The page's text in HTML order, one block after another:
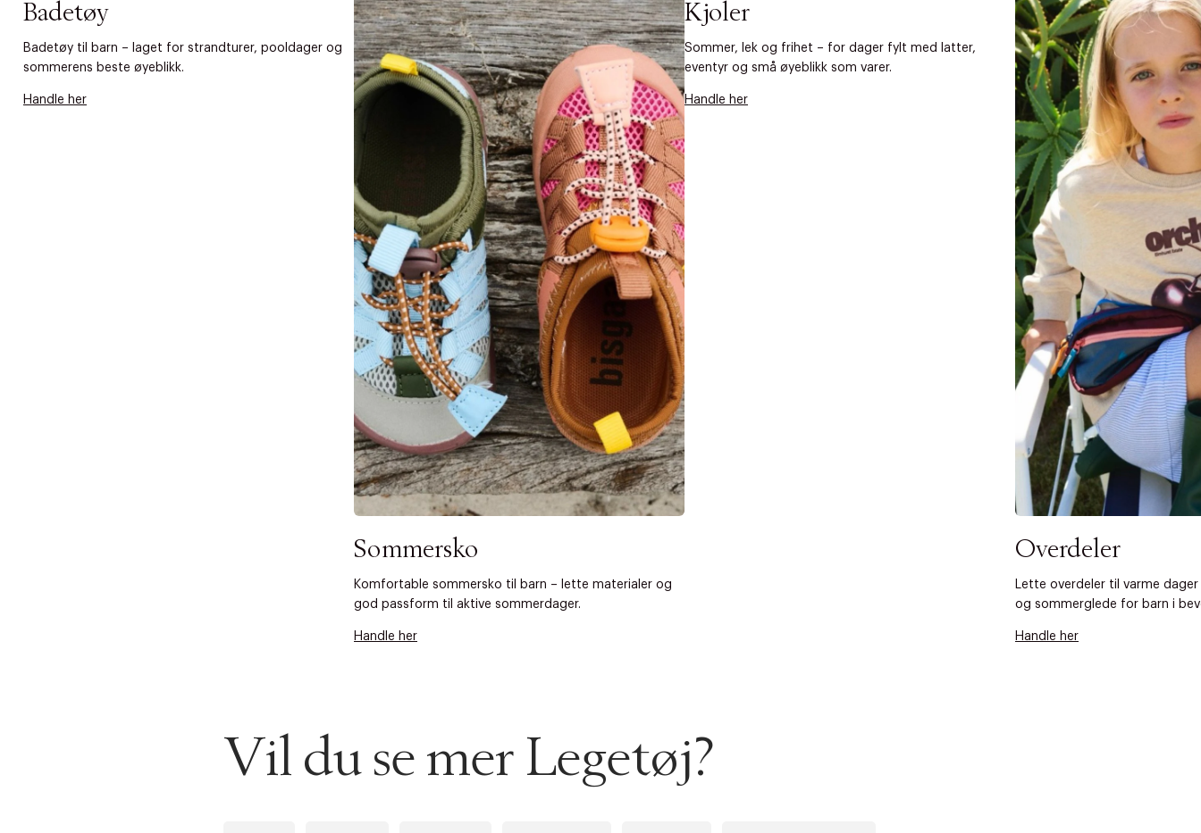
Badetøy
Badetøy til barn – laget for strandturer, pooldager og
sommerens beste øyeblikk.
Handle her
Sommersko
Komfortable sommersko til barn – lette materialer og
god passform til aktive sommerdager.
Handle her
Kjoler
Sommer, lek og frihet – for dager fylt med latter,
eventyr og små øyeblikk som varer.
Handle her
Overdeler
Lette overdeler til varme
og sommerglede for barn i
Handle her
Neste
Vil du se mer Legetøj?
Gratis frakt over 699 NOK for Goodie-medlemmer
Levering innen 2-5 virkedager.
30 dagers returrett
Få 10% på ditt første kjøp som medlem
TILFØY NYTT ØNSKE
Øv vi kan desværre ikke vise dig denne video. Tillad statistiske cookies for at kunne se
videoen.
Riktige informasjonskapsler
DESSVERRE KAN IKKE PRODUKTET BLI FUNNET
Lukk